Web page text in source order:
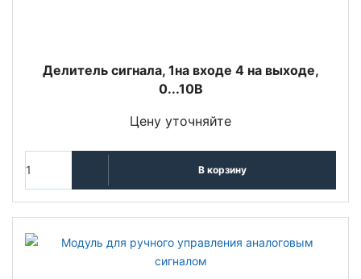
Делитель сигнала, 1на входе 4 на выходе,
0...10В
Цену уточняйте
В корзину